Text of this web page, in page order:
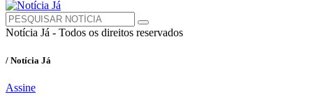
Notícia Já - Todos os direitos reservados
/ Notícia Já
Assine